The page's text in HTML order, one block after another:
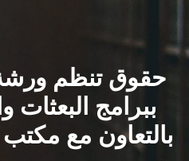
حقوق تنظم
ببرامج البعثات
بالتعاون مع مكتب